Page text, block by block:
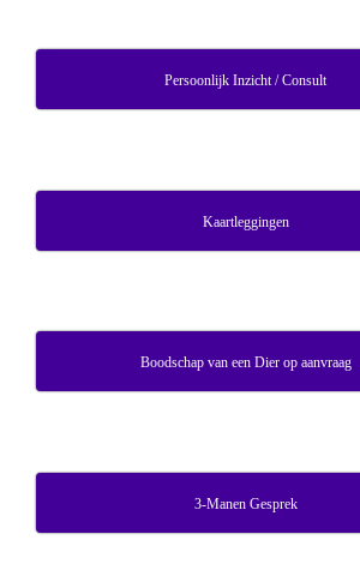
Persoonlijk Inzicht / Consult
Kaartleggingen
Boodschap van een Dier op aanvraag
3-Manen Gesprek